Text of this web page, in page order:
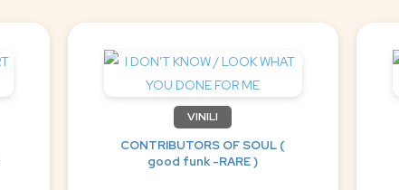
VINILI
CONTRIBUTORS OF SOUL (
good funk -RARE )